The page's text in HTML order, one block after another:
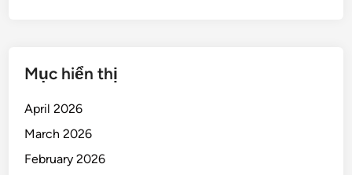
Mục hiển thị
April 2026
March 2026
February 2026